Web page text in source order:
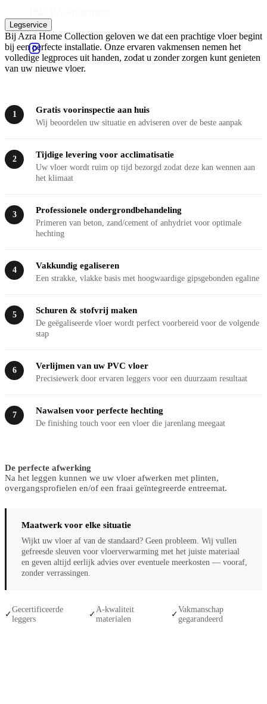
Legservice
Bij Azra Home Collection geloven we dat een prachtige vloer begint
bij een perfecte installatie. Onze ervaren vakmensen nemen het
volledige legproces uit handen, zodat u zonder zorgen kunt genieten
van uw nieuwe vloer.
1 Gratis voorinspectie aan huis
Wij beoordelen uw situatie en adviseren over de beste aanpak
2 Tijdige levering voor acclimatisatie
Uw vloer wordt ruim op tijd bezorgd zodat deze kan wennen aan
het klimaat
3 Professionele ondergrondbehandeling
Primeren van beton, zand/cement of anhydriet voor optimale
hechting
4 Vakkundig egaliseren
Een strakke, vlakke basis met hoogwaardige gipsgebonden egaline
5 Schuren & stofvrij maken
De geëgaliseerde vloer wordt perfect voorbereid voor de volgende
stap
6 Verlijmen van uw PVC vloer
Precisiewerk door ervaren leggers voor een duurzaam resultaat
7 Nawalsen voor perfecte hechting
De finishing touch voor een vloer die jarenlang meegaat
De perfecte afwerking
Na het leggen kunnen we uw vloer afwerken met plinten,
overgangsprofielen en/of een fraai geïntegreerde entreemat.
Maatwerk voor elke situatie
Wijkt uw vloer af van de standaard? Geen probleem. Wij vullen
gefreesde sleuven voor vloerverwarming met het juiste materiaal
en geven altijd eerlijk advies over eventuele meerkosten — vooraf,
zonder verrassingen.
✓
Gecertificeerde
leggers
✓
A-kwaliteit
materialen
✓
Vakmanschap
gegarandeerd